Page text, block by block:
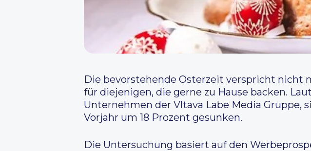
Die bevorstehende Osterzeit verspricht nicht
für diejenigen, die gerne zu Hause backen.
Unternehmen der Vltava Labe Media
Vorjahr um 18 Prozent gesunken.
Die Untersuchung basiert auf den